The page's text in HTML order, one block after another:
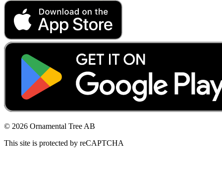
© 2026 Ornamental Tree AB
This site is protected by reCAPTCHA